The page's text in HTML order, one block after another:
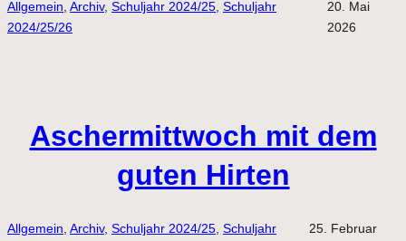
Allgemein Archiv, Schuljahr 2024/25 Schuljahr
2024/25/26
20. Mai
2026
Aschermittwoch mit dem
guten Hirten
Allgemein, Archiv, Schuljahr 2024/25, Schuljahr
25. Februar